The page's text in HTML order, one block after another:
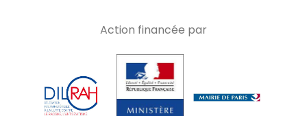
Action financée par